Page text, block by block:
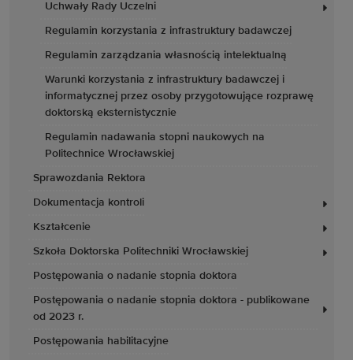
Uchwały Rady Uczelni
Regulamin korzystania z infrastruktury badawczej
Regulamin zarządzania własnością intelektualną
Warunki korzystania z infrastruktury badawczej i
informatycznej przez osoby przygotowujące rozprawę
doktorską eksternistycznie
Regulamin nadawania stopni naukowych na
Politechnice Wrocławskiej
Sprawozdania Rektora
Dokumentacja kontroli
Kształcenie
Szkoła Doktorska Politechniki Wrocławskiej
Postępowania o nadanie stopnia doktora
Postępowania o nadanie stopnia doktora - publikowane
od 2023 r.
Postępowania habilitacyjne